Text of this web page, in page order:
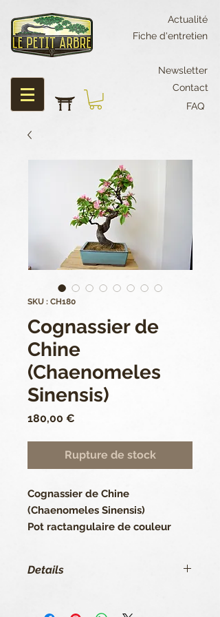
Actualité
Fiche d'entretien
Newsletter
Contact
FAQ
SKU : CH180
Cognassier de
Chine
(Chaenomeles
Sinensis)
180,00 €
Rupture de stock
Cognassier de Chine
(Chaenomeles Sinensis)
Pot ractangulaire de couleur
50 cm. Pot de 8 cm.
Details